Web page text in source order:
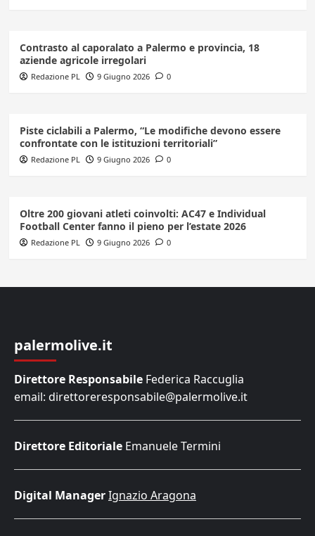
Contrasto al caporalato a Palermo e provincia, 18
aziende agricole irregolari
Redazione PL 9 Giugno 2026 0
Piste ciclabili a Palermo, “Le modifiche devono essere
confrontate con le istituzioni territoriali”
Redazione PL 9 Giugno 2026 0
Oltre 200 giovani atleti coinvolti: AC47 e Individual
Football Center fanno il pieno per l’estate 2026
Redazione PL 9 Giugno 2026 0
palermolive.it
Direttore Responsabile Federica Raccuglia
email: direttoreresponsabile@palermolive.it
Direttore Editoriale Emanuele Termini
Digital ManagerIgnazio Aragona